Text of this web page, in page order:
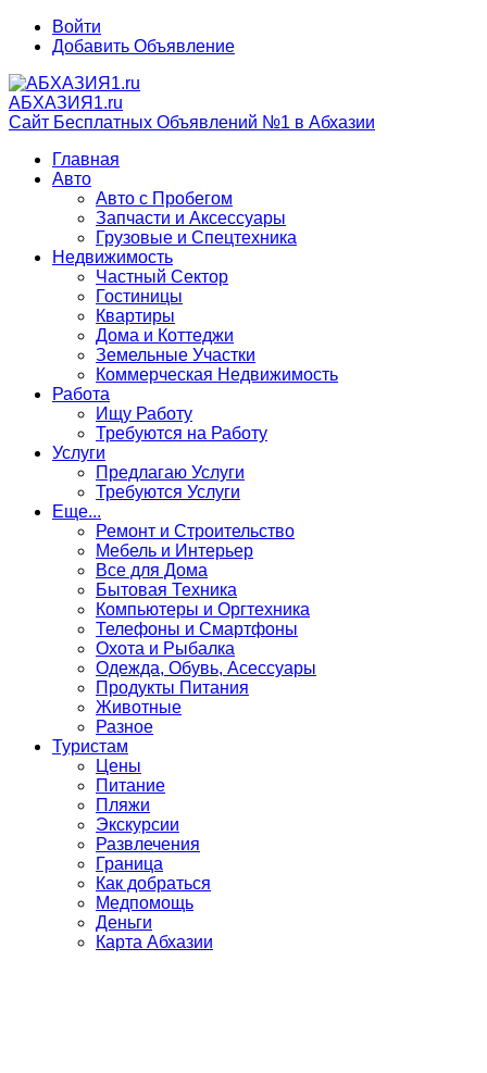
Войти
Добавить Объявление
АБХАЗИЯ1.ru
Сайт Бесплатных Объявлений №1 в Абхазии
Главная
Авто
Авто с Пробегом
Запчасти и Аксессуары
Грузовые и Спецтехника
Недвижимость
Частный Сектор
Гостиницы
Квартиры
Дома и Коттеджи
Земельные Участки
Коммерческая Недвижимость
Работа
Ищу Работу
Требуются на Работу
Услуги
Предлагаю Услуги
Требуются Услуги
Еще...
Ремонт и Строительство
Мебель и Интерьер
Все для Дома
Бытовая Техника
Компьютеры и Оргтехника
Телефоны и Смартфоны
Охота и Рыбалка
Одежда, Обувь, Асессуары
Продукты Питания
Животные
Разное
Туристам
Цены
Питание
Пляжи
Экскурсии
Развлечения
Граница
Как добраться
Медпомощь
Деньги
Карта Абхазии